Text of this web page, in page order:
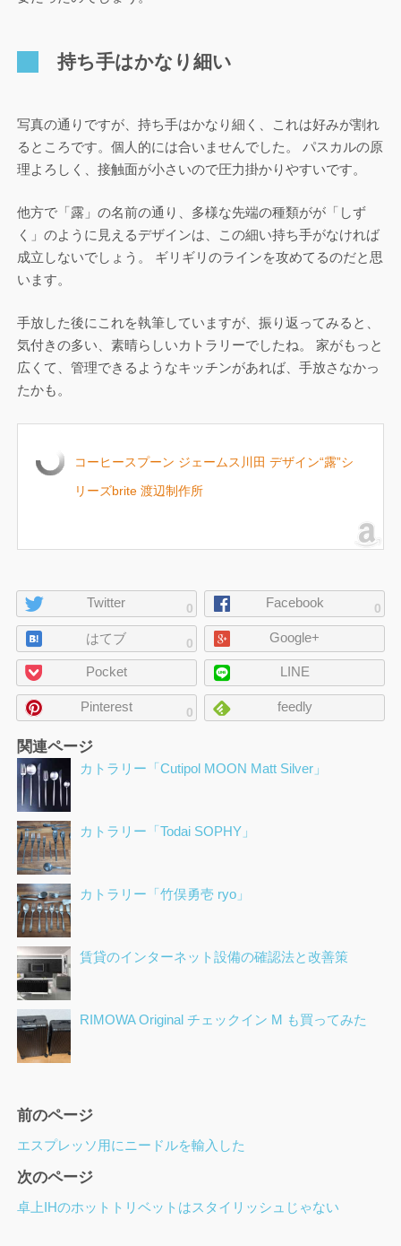
持ち手はかなり細い
写真の通りですが、持ち手はかなり細く、これは好みが割れ
るところです。個人的には合いませんでした。 パスカルの原
理よろしく、接触面が小さいので圧力掛かりやすいです。
他方で「露」の名前の通り、多様な先端の種類がが「しず
く」のように見えるデザインは、この細い持ち手がなければ
成立しないでしょう。 ギリギリのラインを攻めてるのだと思
います。
手放した後にこれを執筆していますが、振り返ってみると、
気付きの多い、素晴らしいカトラリーでしたね。 家がもっと
広くて、管理できるようなキッチンがあれば、手放さなかっ
たかも。
コーヒースプーン ジェームス川田 デザイン“露”シ
リーズbrite 渡辺制作所
ペ
ー
ジ
の
シ
ェ
0
Twitter 0
Facebook
0
はてブ Google+
Pocket LINE
0
Pinterest feedly
関連ページ
カトラリー「Cutipol MOON Matt Silver」
カトラリー「Todai SOPHY」
カトラリー「竹俣勇壱 ryo」
賃貸のインターネット設備の確認法と改善策
RIMOWA Original チェックイン M も買ってみた
ペ
ー
ナ
ビ
前のページ
エスプレッソ用にニードルを輸入した
次のページ
卓上IHのホットトリベットはスタイリッシュじゃない